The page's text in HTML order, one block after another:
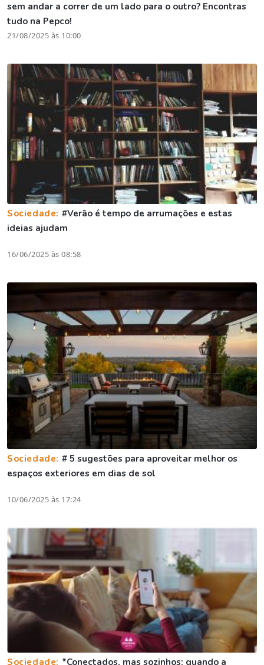
sem andar a correr de um lado para o outro? Encontras
tudo na Pepco!
21/08/2025 às 10:00
Sociedade: #Verão é tempo de arrumações e estas
ideias ajudam
16/06/2025 às 08:58
Sociedade: # 5 sugestões para aproveitar melhor os
espaços exteriores em dias de sol
10/06/2025 às 17:24
Sociedade: *Conectados, mas sozinhos: quando a